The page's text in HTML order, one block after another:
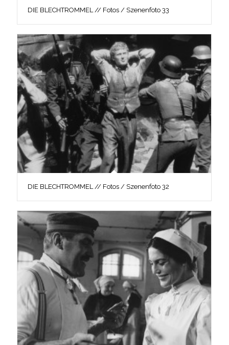
DIE BLECHTROMMEL // Fotos / Szenenfoto 33
DIE BLECHTROMMEL // Fotos / Szenenfoto 32